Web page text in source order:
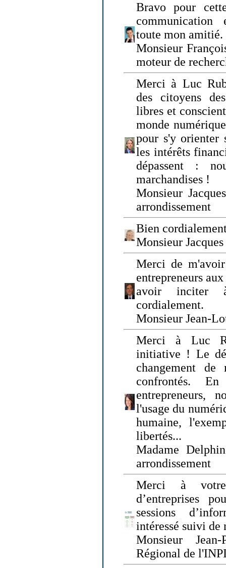
Bravo pour
communication
toute mon amitié.
Monsieur
moteur de
Merci à Luc
des citoyens
libres et
monde
pour s'y orienter
les intérêts
dépassent :
marchandises !
Monsieur
arrondissement
Bien
Monsieur
Merci de
entrepreneurs
avoir inciter
cordialement.
Monsieur Jean-
Merci à Luc
initiative ! Le
changement de
confrontés.
entrepreneurs,
l'usage du
humaine,
libertés...
Madame
arrondissement
Merci à
d’entreprises
sessions
intéressé suivi de
Monsieur
Régional de